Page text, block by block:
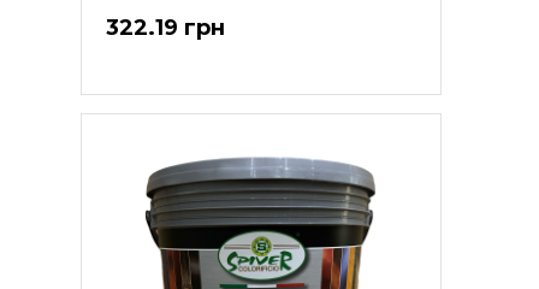
322.19 грн